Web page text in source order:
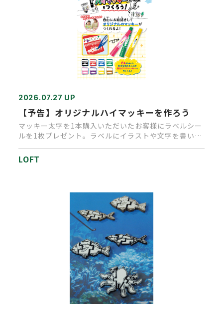
2026.07.27 UP
【予告】オリジナルハイマッキーを作ろう
マッキー太字を1本購入いただいたお客様にラベルシー
ルを1枚プレゼント。ラベルにイラストや文字を書いて
いただきオリジナルマ…
LOFT